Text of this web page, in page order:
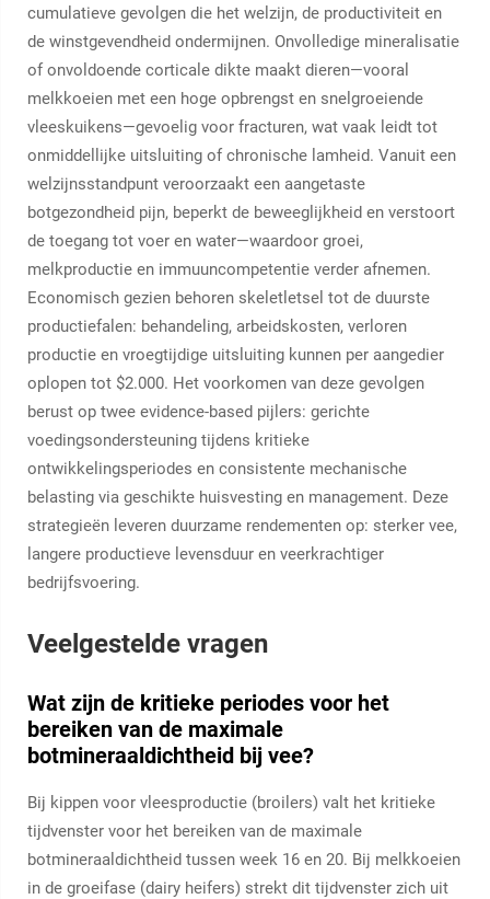
cumulatieve gevolgen die het welzijn, de productiviteit en
de winstgevendheid ondermijnen. Onvolledige mineralisatie
of onvoldoende corticale dikte maakt dieren—vooral
melkkoeien met een hoge opbrengst en snelgroeiende
vleeskuikens—gevoelig voor fracturen, wat vaak leidt tot
onmiddellijke uitsluiting of chronische lamheid. Vanuit een
welzijnsstandpunt veroorzaakt een aangetaste
botgezondheid pijn, beperkt de beweeglijkheid en verstoort
de toegang tot voer en water—waardoor groei,
melkproductie en immuuncompetentie verder afnemen.
Economisch gezien behoren skeletletsel tot de duurste
productiefalen: behandeling, arbeidskosten, verloren
productie en vroegtijdige uitsluiting kunnen per aangedier
oplopen tot $2.000. Het voorkomen van deze gevolgen
berust op twee evidence-based pijlers: gerichte
voedingsondersteuning tijdens kritieke
ontwikkelingsperiodes en consistente mechanische
belasting via geschikte huisvesting en management. Deze
strategieën leveren duurzame rendementen op: sterker vee,
langere productieve levensduur en veerkrachtiger
bedrijfsvoering.
Veelgestelde vragen
Wat zijn de kritieke periodes voor het
bereiken van de maximale
botmineraaldichtheid bij vee?
Bij kippen voor vleesproductie (broilers) valt het kritieke
tijdvenster voor het bereiken van de maximale
botmineraaldichtheid tussen week 16 en 20. Bij melkkoeien
in de groeifase (dairy heifers) strekt dit tijdvenster zich uit